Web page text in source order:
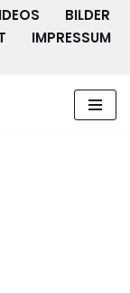
BILDER
IMPRESSUM